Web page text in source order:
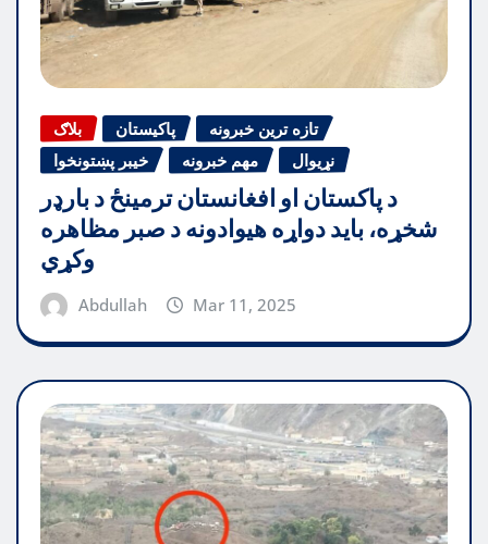
بلاګ پاکیستان
تازه ترین خبرونه
خیبر پښتونخوا
مهم خبرونه نړیوال
د پاکستان او افغانستان ترمینځ د بارډر
شخړه، باید دواړه هیوادونه د صبر مظاهره
وکړي
Abdullah Mar 11, 2025